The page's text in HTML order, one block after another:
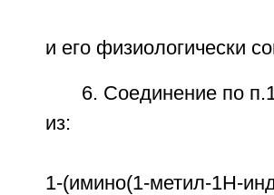
и его физиологически
6. Соединение по
из:
1-(имино(1-метил-1Н-